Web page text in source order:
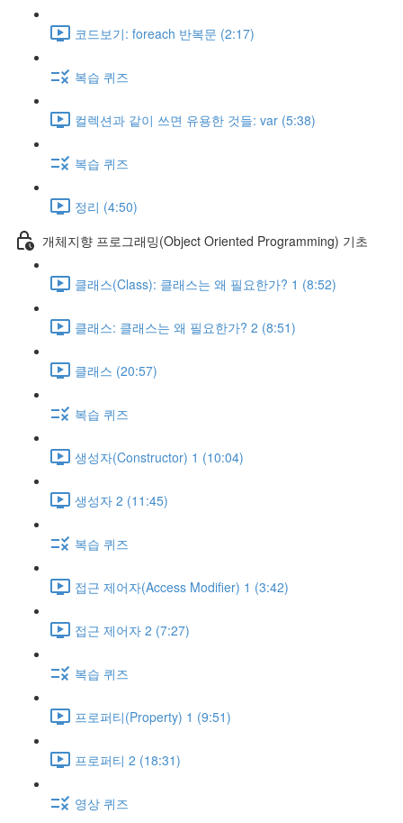
코드보기: foreach 반복문 (2:17)
복습 퀴즈
컬렉션과 같이 쓰면 유용한 것들: var (5:38)
복습 퀴즈
정리 (4:50)
개체지향 프로그래밍(Object Oriented Programming) 기초
클래스(Class): 클래스는 왜 필요한가? 1 (8:52)
클래스: 클래스는 왜 필요한가? 2 (8:51)
클래스 (20:57)
복습 퀴즈
생성자(Constructor) 1 (10:04)
생성자 2 (11:45)
복습 퀴즈
접근 제어자(Access Modifier) 1 (3:42)
접근 제어자 2 (7:27)
복습 퀴즈
프로퍼티(Property) 1 (9:51)
프로퍼티 2 (18:31)
영상 퀴즈